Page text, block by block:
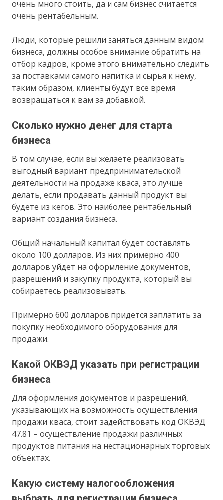
очень много стоить, да и сам бизнес считается
очень рентабельным.
Люди, которые решили заняться данным видом
бизнеса, должны особое внимание обратить на
отбор кадров, кроме этого внимательно следить
за поставками самого напитка и сырья к нему,
таким образом, клиенты будут все время
возвращаться к вам за добавкой.
Сколько нужно денег для старта
бизнеса
В том случае, если вы желаете реализовать
выгодный вариант предпринимательской
деятельности на продаже кваса, это лучше
делать, если продавать данный продукт вы
будете из кегов. Это наиболее рентабельный
вариант создания бизнеса.
Общий начальный капитал будет составлять
около 100 долларов. Из них примерно 400
долларов уйдет на оформление документов,
разрешений и закупку продукта, который вы
собираетесь реализовывать.
Примерно 600 долларов придется заплатить за
покупку необходимого оборудования для
продажи.
Какой ОКВЭД указать при регистрации
бизнеса
Для оформления документов и разрешений,
указывающих на возможность осуществления
продажи кваса, стоит задействовать код ОКВЭД
47.81 – осуществление продажи различных
продуктов питания на нестационарных торговых
объектах.
Какую систему налогообложения